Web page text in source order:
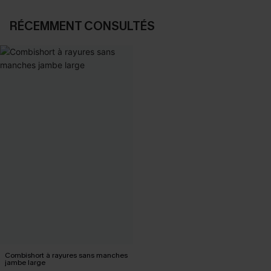
RÉCEMMENT CONSULTÉS
Combishort à rayures sans manches
jambe large